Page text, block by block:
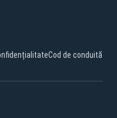
Cod de conduită